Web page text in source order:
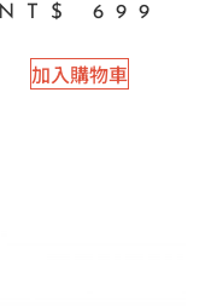
NT$ 699
加入購物車